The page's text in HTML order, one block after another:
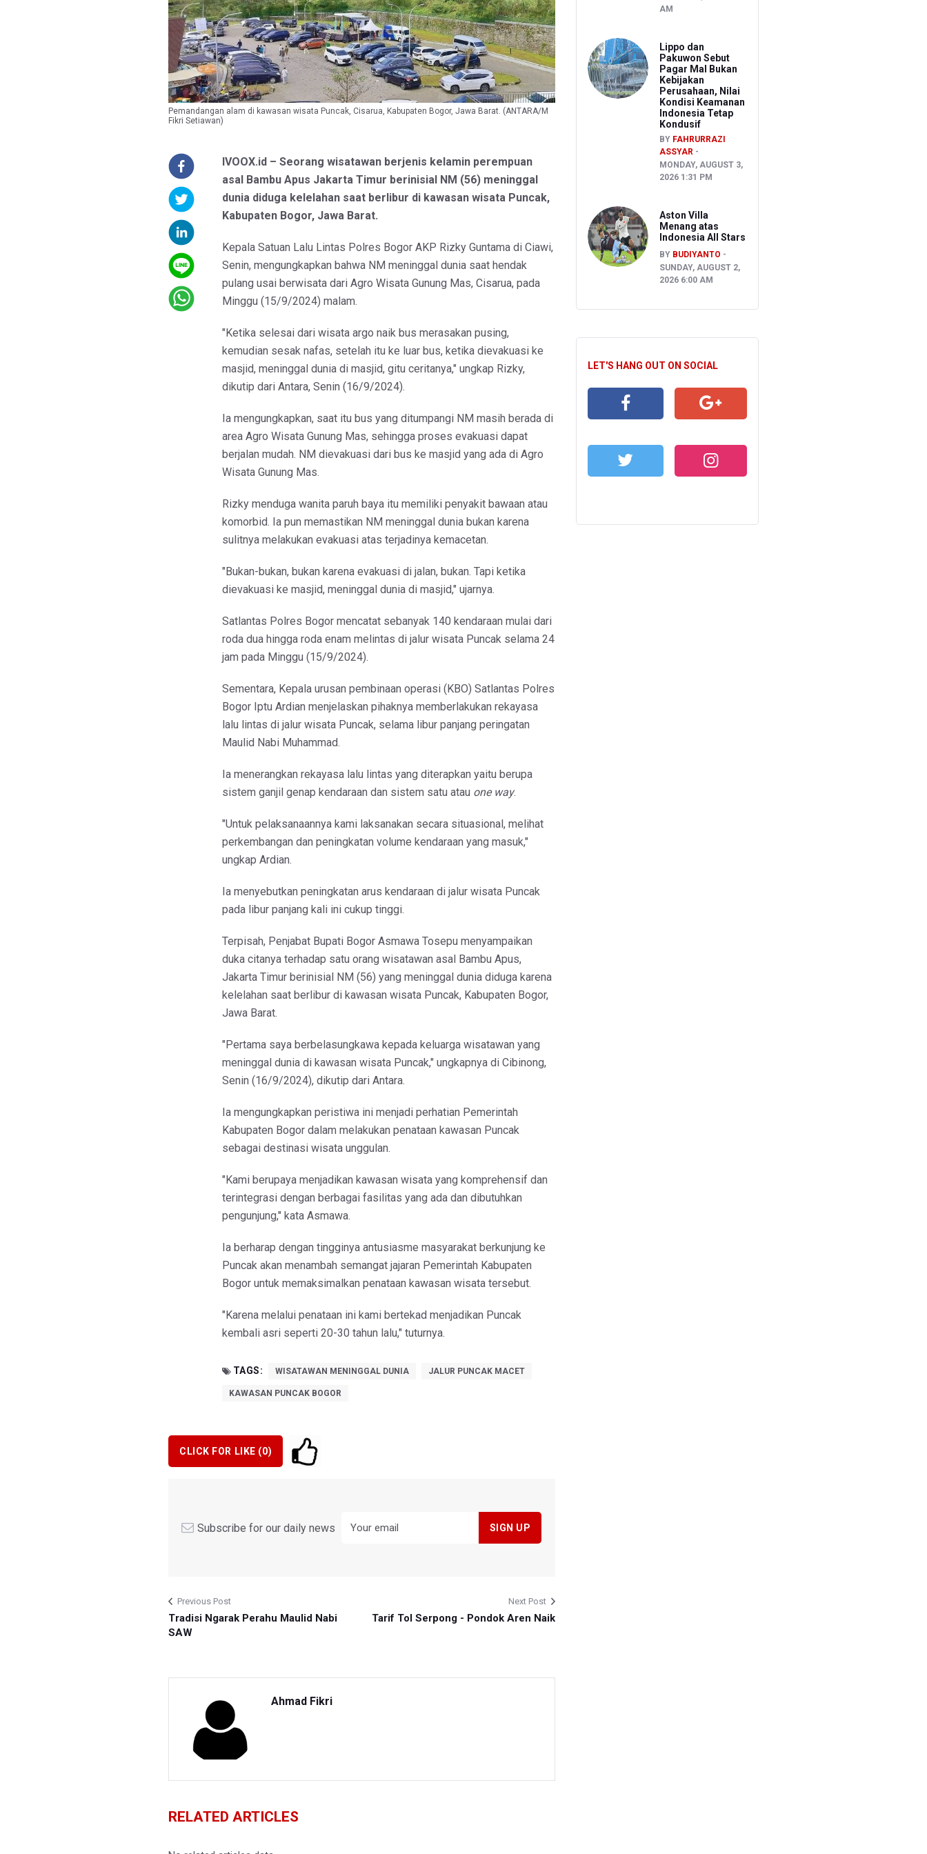
Pemandangan alam di kawasan wisata Puncak, Cisarua, Kabupaten Bogor, Jawa Barat. (ANTARA/M
Fikri Setiawan)
IVOOX.id – Seorang wisatawan berjenis kelamin perempuan
asal Bambu Apus Jakarta Timur berinisial NM (56) meninggal
dunia diduga kelelahan saat berlibur di kawasan wisata Puncak,
Kabupaten Bogor, Jawa Barat.
Kepala Satuan Lalu Lintas Polres Bogor AKP Rizky Guntama di Ciawi,
Senin, mengungkapkan bahwa NM meninggal dunia saat hendak
pulang usai berwisata dari Agro Wisata Gunung Mas, Cisarua, pada
Minggu (15/9/2024) malam.
"Ketika selesai dari wisata argo naik bus merasakan pusing,
kemudian sesak nafas, setelah itu ke luar bus, ketika dievakuasi ke
masjid, meninggal dunia di masjid, gitu ceritanya," ungkap Rizky,
dikutip dari Antara, Senin (16/9/2024).
Ia mengungkapkan, saat itu bus yang ditumpangi NM masih berada di
area Agro Wisata Gunung Mas, sehingga proses evakuasi dapat
berjalan mudah. NM dievakuasi dari bus ke masjid yang ada di Agro
Wisata Gunung Mas.
Rizky menduga wanita paruh baya itu memiliki penyakit bawaan atau
komorbid. Ia pun memastikan NM meninggal dunia bukan karena
sulitnya melakukan evakuasi atas terjadinya kemacetan.
"Bukan-bukan, bukan karena evakuasi di jalan, bukan. Tapi ketika
dievakuasi ke masjid, meninggal dunia di masjid," ujarnya.
Satlantas Polres Bogor mencatat sebanyak 140 kendaraan mulai dari
roda dua hingga roda enam melintas di jalur wisata Puncak selama 24
jam pada Minggu (15/9/2024).
Sementara, Kepala urusan pembinaan operasi (KBO) Satlantas Polres
Bogor Iptu Ardian menjelaskan pihaknya memberlakukan rekayasa
lalu lintas di jalur wisata Puncak, selama libur panjang peringatan
Maulid Nabi Muhammad.
Ia menerangkan rekayasa lalu lintas yang diterapkan yaitu berupa
sistem ganjil genap kendaraan dan sistem satu atau one way.
"Untuk pelaksanaannya kami laksanakan secara situasional, melihat
perkembangan dan peningkatan volume kendaraan yang masuk,"
ungkap Ardian.
Ia menyebutkan peningkatan arus kendaraan di jalur wisata Puncak
pada libur panjang kali ini cukup tinggi.
Terpisah, Penjabat Bupati Bogor Asmawa Tosepu menyampaikan
duka citanya terhadap satu orang wisatawan asal Bambu Apus,
Jakarta Timur berinisial NM (56) yang meninggal dunia diduga karena
kelelahan saat berlibur di kawasan wisata Puncak, Kabupaten Bogor,
Jawa Barat.
"Pertama saya berbelasungkawa kepada keluarga wisatawan yang
meninggal dunia di kawasan wisata Puncak," ungkapnya di Cibinong,
Senin (16/9/2024), dikutip dari Antara.
Ia mengungkapkan peristiwa ini menjadi perhatian Pemerintah
Kabupaten Bogor dalam melakukan penataan kawasan Puncak
sebagai destinasi wisata unggulan.
"Kami berupaya menjadikan kawasan wisata yang komprehensif dan
terintegrasi dengan berbagai fasilitas yang ada dan dibutuhkan
pengunjung," kata Asmawa.
Ia berharap dengan tingginya antusiasme masyarakat berkunjung ke
Puncak akan menambah semangat jajaran Pemerintah Kabupaten
Bogor untuk memaksimalkan penataan kawasan wisata tersebut.
"Karena melalui penataan ini kami bertekad menjadikan Puncak
kembali asri seperti 20-30 tahun lalu," tuturnya.
TAGS: WISATAWAN MENINGGAL DUNIA JALUR PUNCAK MACET
KAWASAN PUNCAK BOGOR
CLICK FOR LIKE (0)
Subscribe for our daily news
Previous Post
Tradisi Ngarak Perahu Maulid Nabi
SAW
Next Post
Tarif Tol Serpong - Pondok Aren Naik
Ahmad Fikri
RELATED ARTICLES
AM
Lippo dan
Pakuwon Sebut
Pagar Mal Bukan
Kebijakan
Perusahaan, Nilai
Kondisi Keamanan
Indonesia Tetap
Kondusif
BY FAHRURRAZI
ASSYAR
MONDAY, AUGUST 3,
2026 1:31 PM
Aston Villa
Menang atas
Indonesia All Stars
BY BUDIYANTO
SUNDAY, AUGUST 2,
2026 6:00 AM
LET'S HANG OUT ON SOCIAL